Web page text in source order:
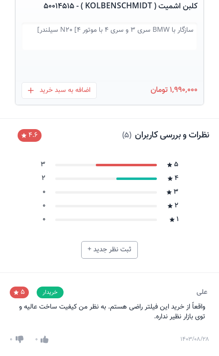
کلبن اشمیت ( KOLBENSCHMIDT ) - 50014515
سازگار با BMW سری 3 و سری 4 با موتور N20 [4 سیلندر]
1,990,000 تومان بعلاوه
اضافه به سبد خرید
نظرات و بررسی کاربران (
5
)
4.6
5
3
4
2
3
0
2
0
1
0
ثبت نظر جدید +
علی خریدار
5
واقعاً از خرید این فیلتر راضی هستم. به نظر من کیفیت ساخت عالیه و
توی بازار نظیر نداره.
۱۴۰۳/۰۸/۲۸ 0
0